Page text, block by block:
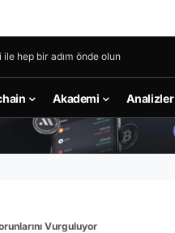
hep bir adım önde olun
Akademi Analizler
Vurguluyor